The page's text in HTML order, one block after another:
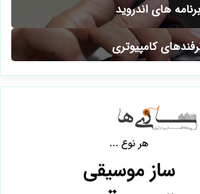
برنامه های اندروید
کامپیوتری